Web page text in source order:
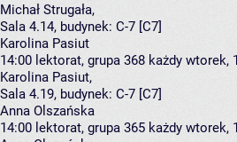
Michał Strugała,
Sala 4.14, budynek: C-7 [C7]
Karolina Pasiut
14:00 lektorat, grupa 368 każdy wtorek,
Karolina Pasiut,
Sala 4.19, budynek: C-7 [C7]
Anna Olszańska
14:00 lektorat, grupa 365 każdy wtorek,